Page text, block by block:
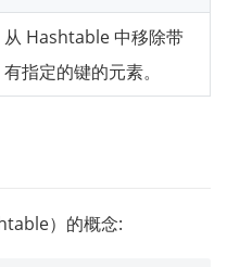
从 Hashtable 中移除带
有指定的键的元素。
）的概念: